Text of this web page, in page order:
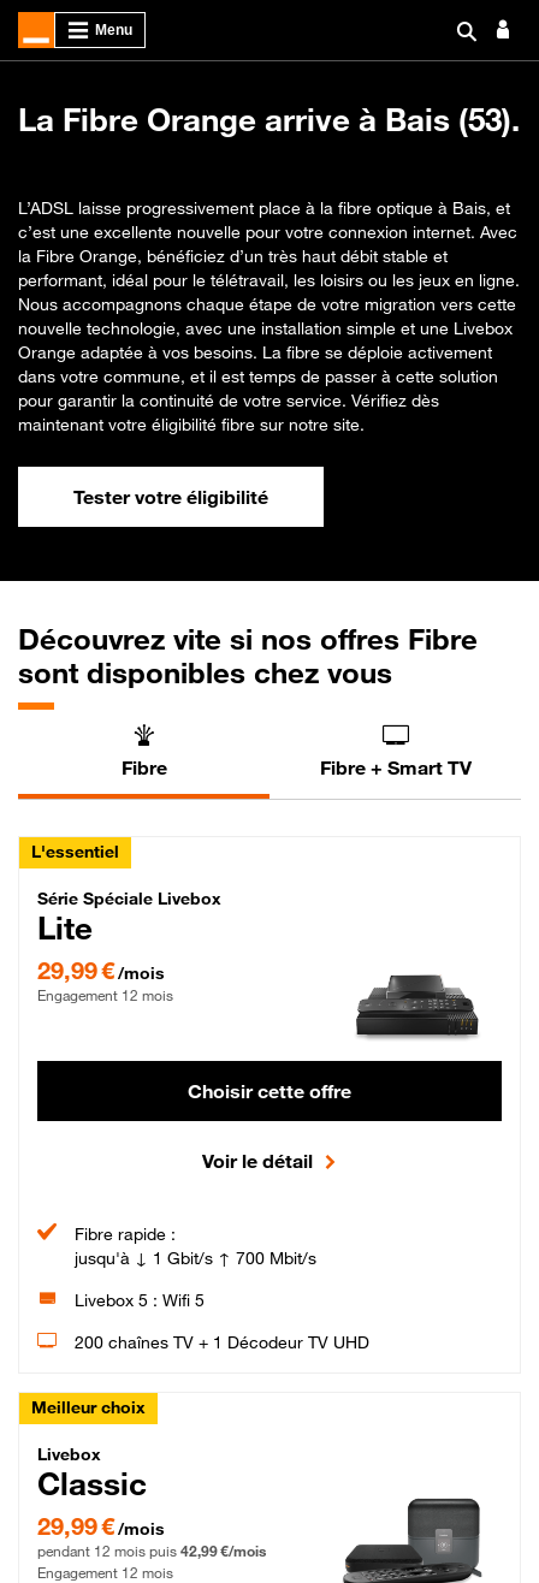
La Fibre Orange arrive à Bais (53).
L’ADSL laisse progressivement place à la fibre optique à Bais, et
c’est une excellente nouvelle pour votre connexion internet. Avec
la Fibre Orange, bénéficiez d’un très haut débit stable et
performant, idéal pour le télétravail, les loisirs ou les jeux en ligne.
Nous accompagnons chaque étape de votre migration vers cette
nouvelle technologie, avec une installation simple et une Livebox
Orange adaptée à vos besoins. La fibre se déploie activement
dans votre commune, et il est temps de passer à cette solution
pour garantir la continuité de votre service. Vérifiez dès
maintenant votre éligibilité fibre sur notre site.
Tester votre éligibilité
Découvrez vite si nos offres Fibre
sont disponibles chez vous
Fibre Fibre + Smart TV
L'essentiel
Série Spéciale Livebox Lite Fibre
Série Spéciale Livebox
Lite
29,99 €/mois
Engagement 12 mois
Choisir cette offre
Voir le détail
Fibre rapide :
jusqu'à ↓ 1 Gbit/s ↑ 700 Mbit/s
Livebox 5 : Wifi 5
200 chaînes TV + 1 Décodeur TV UHD
Meilleur choix
Livebox Classic Fibre
Livebox
Classic
29,99 € par mois pendant 12 mois puis 42,99 € par mois, Engagement 12 mois
29,99 €/mois
pendant 12 mois puis 42,99 €/mois
Engagement 12 mois